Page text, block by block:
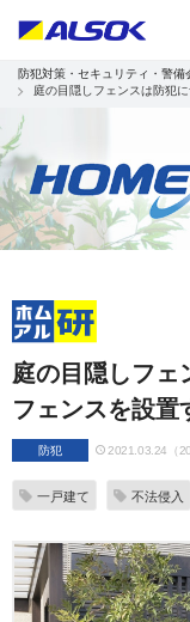
防犯対策・セキュリティ・警
庭の目隠しフェンスは防犯
庭の目隠しフェ
フェンスを設置
防犯 2021.03.24（
一戸建て 不法侵入